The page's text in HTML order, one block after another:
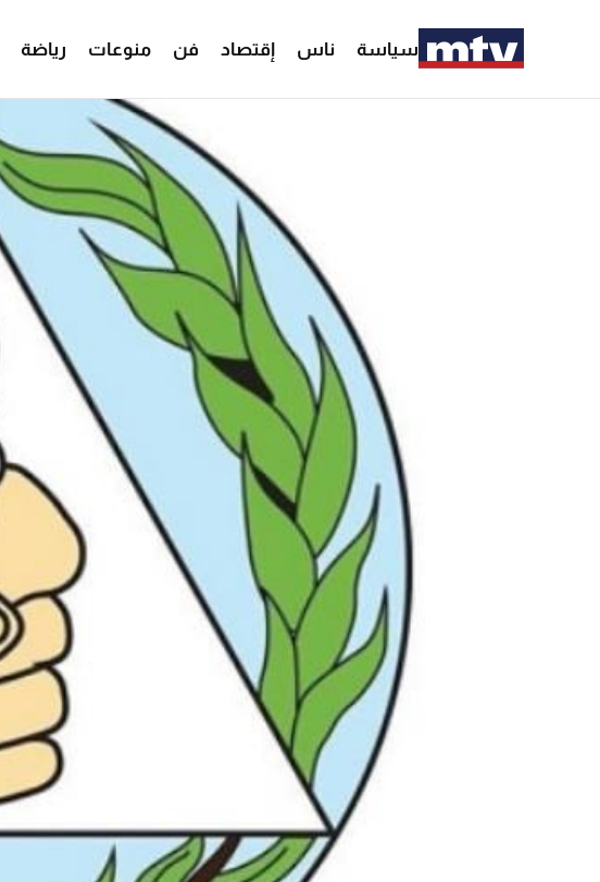
سياسة ناس إقتصاد فن منوعات رياضة